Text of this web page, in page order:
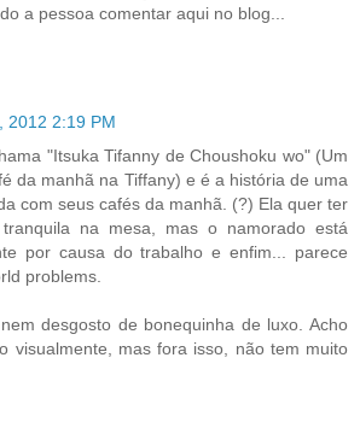
a pessoa comentar aqui no blog...
2012 2:19 PM
"Itsuka Tifanny de Choushoku wo" (Um
da manhã na Tiffany) e é a história de uma
com seus cafés da manhã. (?) Ela quer ter
na mesa, mas o namorado está
por causa do trabalho e enfim... parece
problems.
desgosto de bonequinha de luxo. Acho
visualmente, mas fora isso, não tem muito